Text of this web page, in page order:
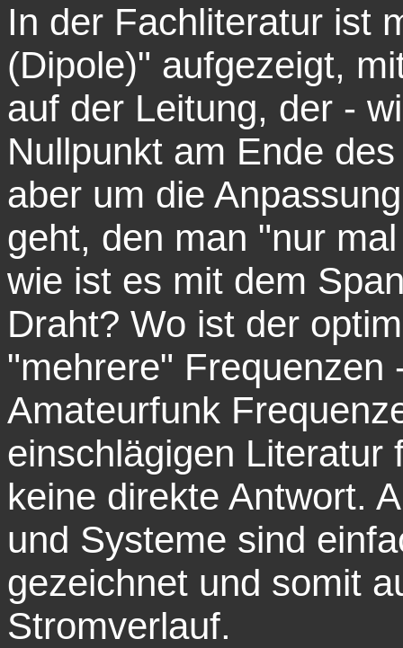
In der Fachliteratur ist
(Dipole)" aufgezeigt,
auf der Leitung, der -
Nullpunkt am Ende
aber um die
geht, den man "nur
wie ist es mit dem
Draht? Wo ist der
"mehrere" Frequenzen
Amateurfunk
einschlägigen Literatur
keine direkte Antwort.
und Systeme sind
gezeichnet und somit
Stromverlauf.